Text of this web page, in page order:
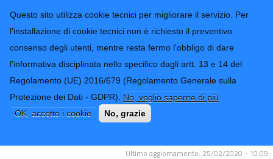
Questo sito utilizza cookie tecnici per migliorare il servizio. Per
l'installazione di cookie tecnici non è richiesto il preventivo
consenso degli utenti, mentre resta fermo l'obbligo di dare
l'informativa disciplinata nello specifico dagli artt. 13 e 14 del
Regolamento (UE) 2016/679 (Regolamento Generale sulla
Protezione dei Dati - GDPR). No, voglio saperne di più
OK, accetto i cookie
No, grazie
Provincia di
Imperia
CONTATTI-URP
TRASPARENZA
Form di ricerca
Lavori di manutenzione e sgombero
neve delle SS.PP. della Valle Nervia,
Ultimo aggiornamento: 25/02/2020 - 10:09